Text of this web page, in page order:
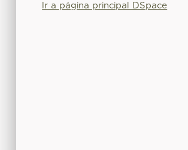
Ir a página principal DSpace